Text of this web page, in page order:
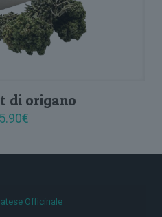
di origano
5.90€
Officinale